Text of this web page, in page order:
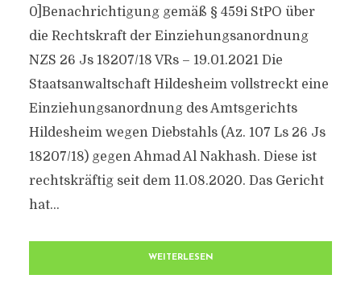
0]Benachrichtigung gemäß § 459i StPO über
die Rechtskraft der Einziehungsanordnung
NZS 26 Js 18207/​18 VRs – 19.01.2021 Die
Staatsanwaltschaft Hildesheim vollstreckt eine
Einziehungsanordnung des Amtsgerichts
Hildesheim wegen Diebstahls (Az. 107 Ls 26 Js
18207/​18) gegen Ahmad Al Nakhash. Diese ist
rechtskräftig seit dem 11.08.2020. Das Gericht
hat...
WEITERLESEN